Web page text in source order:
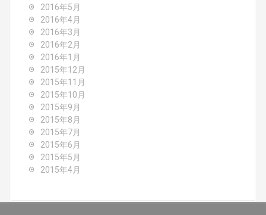
2016年5月
2016年4月
2016年3月
2016年2月
2016年1月
2015年12月
2015年11月
2015年10月
2015年9月
2015年8月
2015年7月
2015年6月
2015年5月
2015年4月